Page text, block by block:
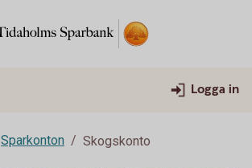
Logga in
Sparkonton Skogskonto